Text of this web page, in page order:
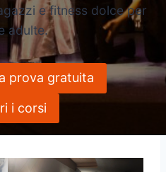
e fitness dolce per
adulte.
prova gratuita
i corsi